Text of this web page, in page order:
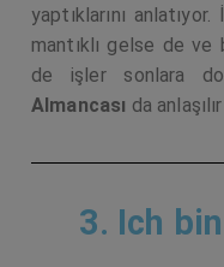
yaptıklarını
mantıklı gelse de
de işler sonlara
Almancası da
3. Ich